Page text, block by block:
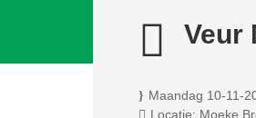
Veur
Maandag 10-11-
Locatie: Moeke